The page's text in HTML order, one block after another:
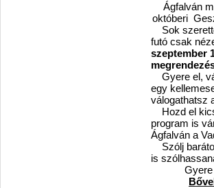
Ágfalván
októberi
Sok
futó csak
szeptember
Gyere el,
egy
válogathatsz
Hozd el
program is
Ágfalván a
Szólj
is